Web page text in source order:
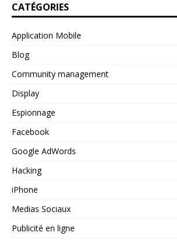
CATÉGORIES
Application Mobile
Blog
Community management
Display
Espionnage
Facebook
Google AdWords
Hacking
iPhone
Medias Sociaux
Publicité en ligne